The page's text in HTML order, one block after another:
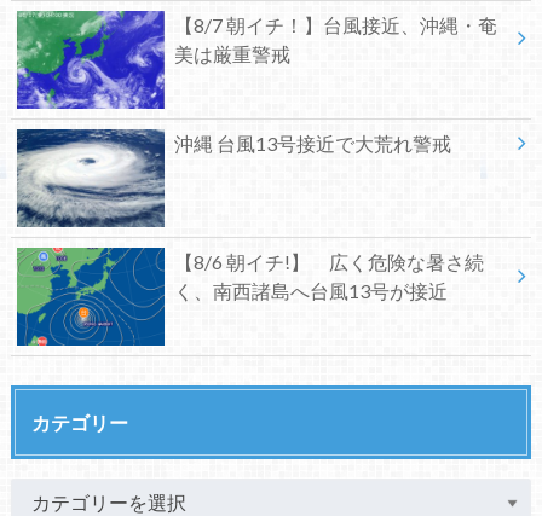
【8/7 朝イチ！】台風接近、沖縄・奄
美は厳重警戒
沖縄 台風13号接近で大荒れ警戒
【8/6 朝イチ!】 広く危険な暑さ続
く、南西諸島へ台風13号が接近
カテゴリー